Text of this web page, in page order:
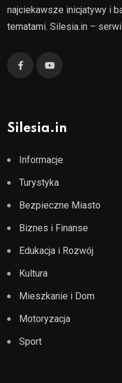
najciekawsze inicjatywy i
tematami. Silesia.in –
Silesia.in
Informacje
Turystyka
Bezpieczne Miasto
Biznes i Finanse
Edukacja i Rozwój
Kultura
Mieszkanie i Dom
Motoryzacja
Sport